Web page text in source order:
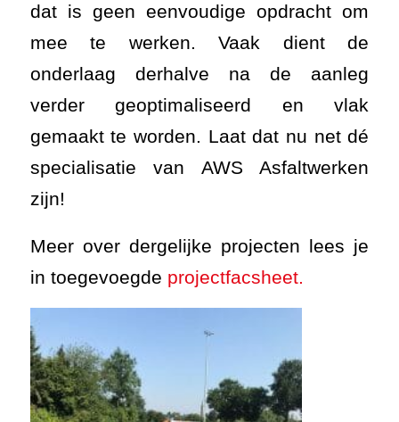
dat is geen eenvoudige opdracht om
mee te werken. Vaak dient de
onderlaag derhalve na de aanleg
verder geoptimaliseerd en vlak
gemaakt te worden. Laat dat nu net dé
specialisatie van AWS Asfaltwerken
zijn!
Meer over dergelijke projecten lees je
in toegevoegde projectfacsheet.